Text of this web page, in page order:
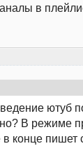
в
ютуб
В режиме
в конце